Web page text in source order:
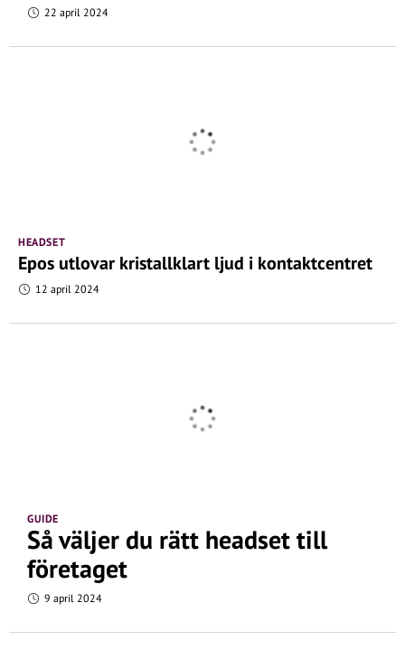
22 april 2024
HEADSET
Epos utlovar kristallklart ljud i kontaktcentret
12 april 2024
GUIDE
Så väljer du rätt headset till
företaget
9 april 2024